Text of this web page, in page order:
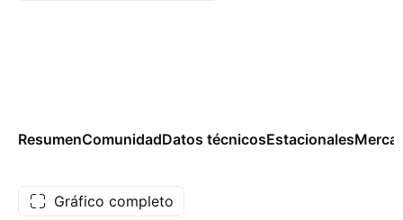
ResumenComunidadDatos técnicosEstacionales
Gráfico completo